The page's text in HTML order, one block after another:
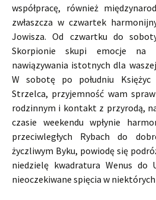
współpracę, również
zwłaszcza w czwartek
Jowisza. Od czwartku do
Skorpionie skupi emocje na
nawiązywania istotnych dla
W sobotę po południu Księżyc
Strzelca, przyjemność wam
rodzinnym i kontakt z przyrodą,
czasie weekendu wpłynie
przeciwległych Rybach do
życzliwym Byku, powiodę się
niedzielę kwadratura Wenus do
nieoczekiwane spięcia w